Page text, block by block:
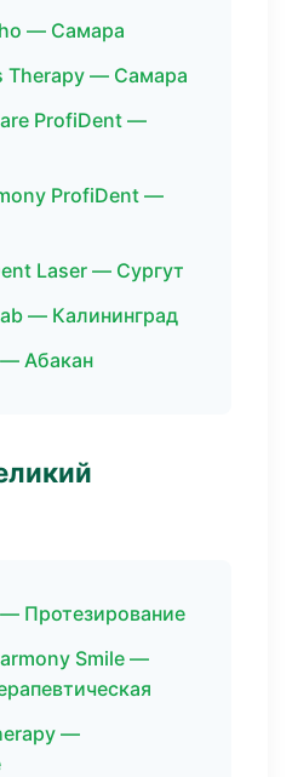
— Самара
Therapy — Самара
ProfiDent —
ProfiDent —
Laser — Сургут
— Калининград
Абакан
Протезирование
Smile —
—